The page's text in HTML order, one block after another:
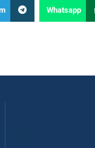
Whatsapp